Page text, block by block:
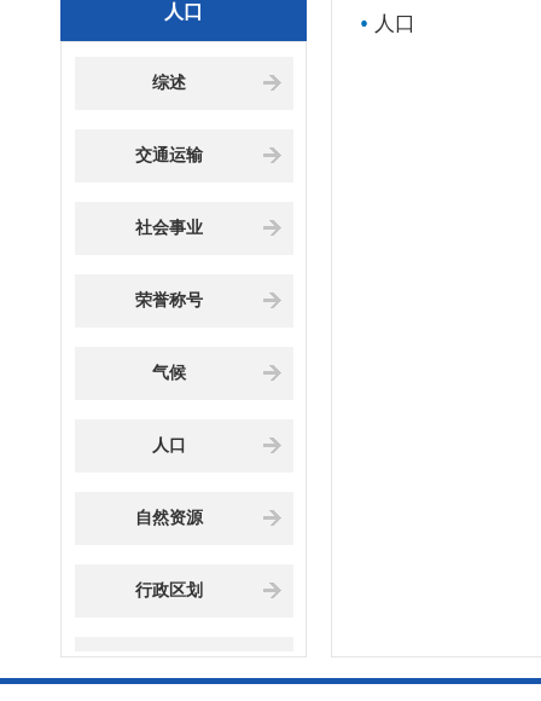
人口
综述
交通运输
社会事业
荣誉称号
气候
人口
自然资源
行政区划
地理环境
人口